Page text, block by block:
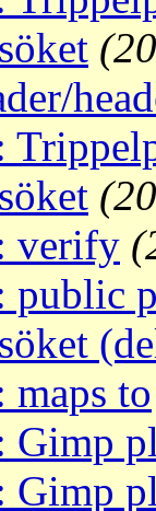
verify
public
maps to
Gimp
Gimp